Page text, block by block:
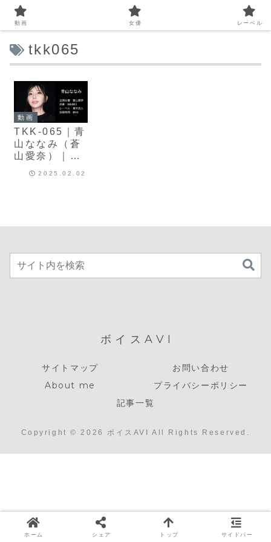
tkk065
動画
TKK-065｜青
山ななみ（蒼
山愛奈）｜す
2025.02.02
ボイスAVI
サイトマップ
お問い合わせ
About me
プライバシーポリシー
記事一覧
Copyright © 2026 ボイスAVI All Rights Reserved.
動画 女優 レーベル
ホーム シェア トップ サイドバー